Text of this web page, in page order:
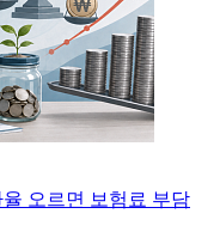
오르면 보험료 부담